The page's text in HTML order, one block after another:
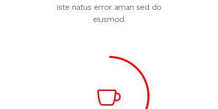
iste natus error aman sed do
eiusmod.